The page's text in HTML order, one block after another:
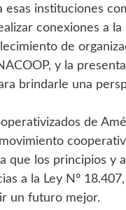
instituciones
conexiones a
de
y la
brindarle una
de
que los principios y
a la Ley Nº
un futuro mejor.